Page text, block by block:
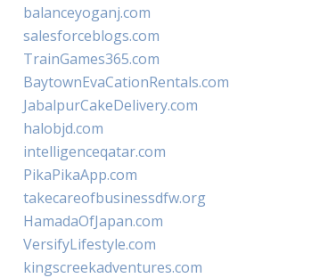
balanceyoganj.com
salesforceblogs.com
TrainGames365.com
BaytownEvaCationRentals.com
JabalpurCakeDelivery.com
halobjd.com
intelligenceqatar.com
PikaPikaApp.com
takecareofbusinessdfw.org
HamadaOfJapan.com
VersifyLifestyle.com
kingscreekadventures.com